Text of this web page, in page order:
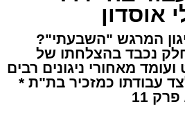
אוסדון
המרגש "השבעתי"?
חלק נכבד בהצלחתו של
מאחורי ניגונים רבים
עבודתו כמזכיר בת"ת *
11